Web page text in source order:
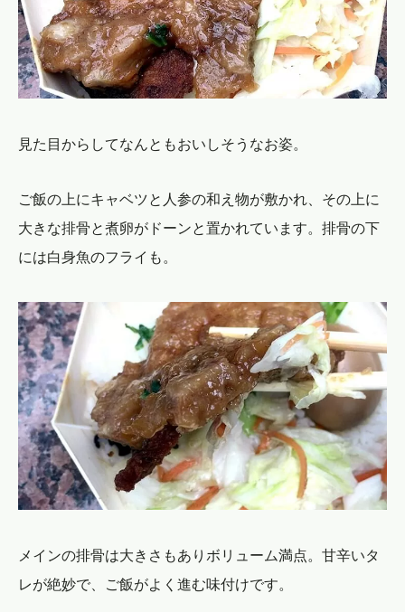
見た目からしてなんともおいしそうなお姿。
ご飯の上にキャベツと人参の和え物が敷かれ、その上に
大きな排骨と煮卵がドーンと置かれています。排骨の下
には白身魚のフライも。
メインの排骨は大きさもありボリューム満点。甘辛いタ
レが絶妙で、ご飯がよく進む味付けです。